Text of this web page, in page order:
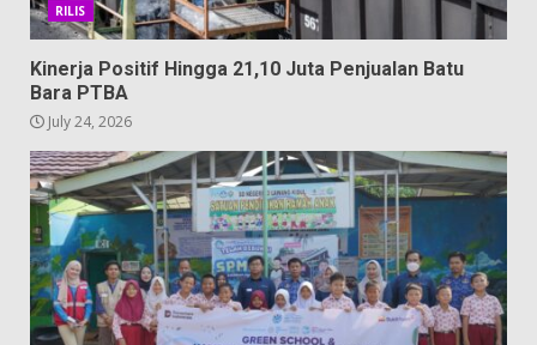
RILIS
Kinerja Positif Hingga 21,10 Juta Penjualan Batu
Bara PTBA
July 24, 2026